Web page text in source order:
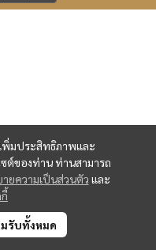
พิ่มประสิทธิภาพและ
ต์ของท่าน ท่านสามารถ
ายความเป็นส่วนตัว และ
รับทั้งหมด